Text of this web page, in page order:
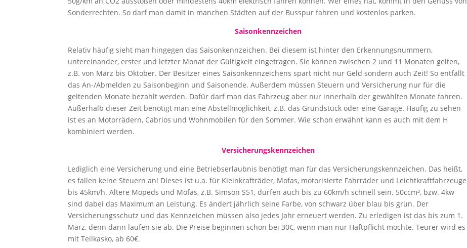
Sonderrechten. So darf man damit in manchen Städten auf der Busspur fahren und kostenlos parken.
Saisonkennzeichen
Relativ häufig sieht man hingegen das Saisonkennzeichen. Bei diesem ist hinter den Erkennungsnummern,
untereinander, erster und letzter Monat der Gültigkeit eingetragen. Sie können zwischen 2 und 11 Monaten gelten,
z.B. von März bis Oktober. Der Besitzer eines Saisonkennzeichens spart nicht nur Geld sondern auch Zeit! So entfällt
das An-/Abmelden zu Saisonbeginn und Saisonende. Außerdem müssen Steuern und Versicherung nur für die
geltenden Monate bezahlt werden. Dafür darf man das Fahrzeug aber nur innerhalb der gewählten Monate fahren.
Außerhalb dieser Zeit benötigt man eine Abstellmöglichkeit, z.B. das Grundstück oder eine Garage. Häufig zu sehen
ist es an Motorrädern, Cabrios und Wohnmobilen für den Sommer. Wie schon erwähnt kann es auch mit dem H
kombiniert werden.
Versicherungskennzeichen
Lediglich eine Versicherung und eine Betriebserlaubnis benötigt man für das Versicherungskennzeichen. Das heißt,
es fallen keine Steuern an! Dieses ist u.a. für Kleinkrafträder, Mofas, motorisierte Fahrräder und Leichtkraftfahrzeuge
bis 45km/h. Ältere Mopeds und Mofas, z.B. Simson S51, dürfen auch bis zu 60km/h schnell sein. 50ccm³, bzw. 4kw
sind dabei das Maximum an Leistung. Es ändert jährlich seine Farbe, von schwarz über blau bis grün. Der
Versicherungsschutz und das Kennzeichen müssen also jedes Jahr erneuert werden. Zu erledigen ist das bis zum 1.
März, denn dann laufen sie ab. Die Preise beginnen schon bei 30€, wenn man nur Haftpflicht möchte. Teurer wird es
mit Teilkasko, ab 60€.